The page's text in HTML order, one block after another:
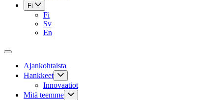
Fi
Fi
Sv
En
Ajankohtaista
Hankkeet
Innovaatiot
Mitä teemme